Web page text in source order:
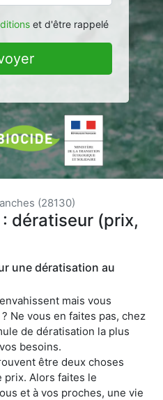
et d'être rappelé
(28130)
dératiseur (prix,
une dératisation au
mais vous
Ne vous en faites pas, chez
de dératisation la plus
besoins.
être deux choses
prix. Alors faites le
et à vos proches, une vie